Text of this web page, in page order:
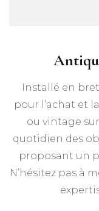
Installé en
pour l’achat et
ou vintage
quotidien des
proposant un
N’hésitez pas à